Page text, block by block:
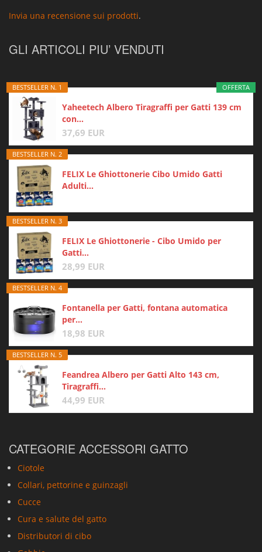
Invia una recensione sui prodotti.
GLI ARTICOLI PIU’ VENDUTI
OFFERTA
BESTSELLER N. 1
Yaheetech Albero Tiragraffi per Gatti 139 cm
con...
37,69 EUR
BESTSELLER N. 2
FELIX Le Ghiottonerie Cibo Umido Gatti
Adulti...
BESTSELLER N. 3
FELIX Le Ghiottonerie - Cibo Umido per
Gatti...
28,99 EUR
BESTSELLER N. 4
Fontanella per Gatti, fontana automatica
per...
18,98 EUR
BESTSELLER N. 5
Feandrea Albero per Gatti Alto 143 cm,
Tiragraffi...
44,99 EUR
CATEGORIE ACCESSORI GATTO
Ciotole
Collari, pettorine e guinzagli
Cucce
Cura e salute del gatto
Distributori di cibo